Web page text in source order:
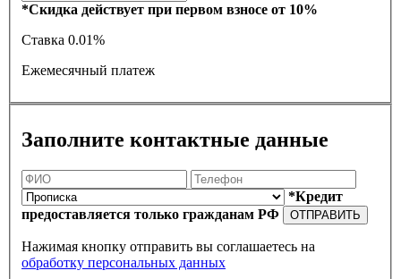
*Скидка действует при первом взносе от 10%
Ставка 0.01%
Ежемесячный платеж
Заполните контактные данные
*Кредит
предоставляется только гражданам РФ
ОТПРАВИТЬ
Нажимая кнопку отправить вы соглашаетесь на
обработку персональных данных